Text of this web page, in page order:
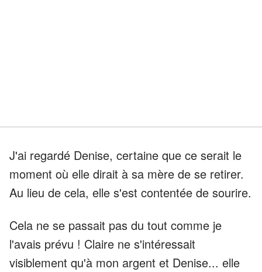
J'ai regardé Denise, certaine que ce serait le
moment où elle dirait à sa mère de se retirer.
Au lieu de cela, elle s'est contentée de sourire.
Cela ne se passait pas du tout comme je
l'avais prévu ! Claire ne s'intéressait
visiblement qu'à mon argent et Denise... elle